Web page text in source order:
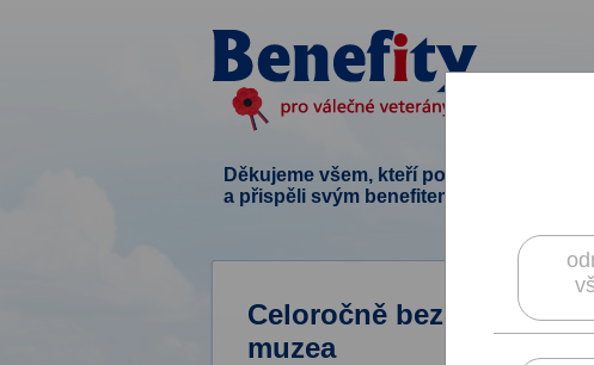
Děkujeme všem, kteří podpořili tento
a přispěli svým benefitem.
Celoročně bezplatný
muzea